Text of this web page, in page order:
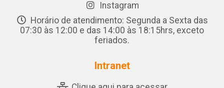
Instagram
Horário de atendimento: Segunda a Sexta das
07:30 às 12:00 e das 14:00 às 18:15hrs, exceto
feriados.
Intranet